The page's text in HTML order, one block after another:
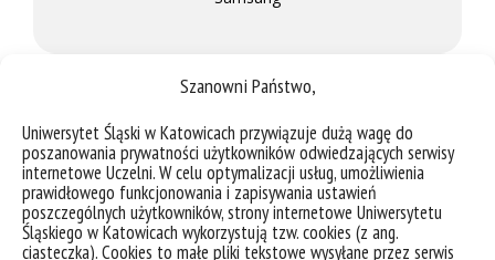
Szanowni Państwo,
Uniwersytet Śląski w Katowicach przywiązuje dużą wagę do
poszanowania prywatności użytkowników odwiedzających serwisy
internetowe Uczelni. W celu optymalizacji usług, umożliwienia
prawidłowego funkcjonowania i zapisywania ustawień
poszczególnych użytkowników, strony internetowe Uniwersytetu
Śląskiego w Katowicach wykorzystują tzw. cookies (z ang.
ciasteczka). Cookies to małe pliki tekstowe wysyłane przez serwis
Michał Jaworski
mec. Xawery Konarski